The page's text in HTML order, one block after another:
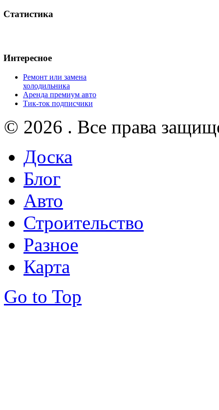
Статистика
Интересное
Ремонт или замена
холодильника
Аренда премиум авто
Тик-ток подписчики
© 2026 . Все права
Доска
Блог
Авто
Строительство
Разное
Карта
Go to Top